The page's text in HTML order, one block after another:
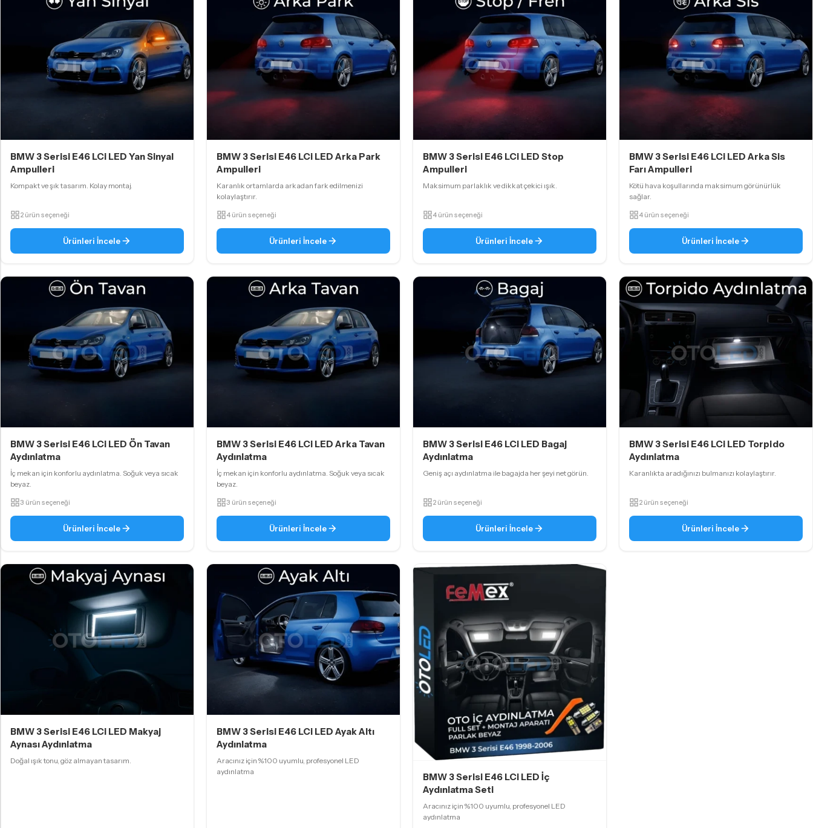
BMW 3 Serisi E46 LCi LED Yan Sinyal
Ampulleri
Kompakt ve şık tasarım. Kolay montaj.
2 ürün seçeneği
Ürünleri İncele
BMW 3 Serisi E46 LCi LED Arka Park
Ampulleri
Karanlık ortamlarda arkadan fark edilmenizi
kolaylaştırır.
4 ürün seçeneği
Ürünleri İncele
BMW 3 Serisi E46 LCi LED Stop
Ampulleri
Maksimum parlaklık ve dikkat çekici ışık.
4 ürün seçeneği
Ürünleri İncele
BMW 3 Serisi E46 LCi LED Arka Sis
Farı Ampulleri
Kötü hava koşullarında maksimum görünürlük
sağlar.
4 ürün seçeneği
Ürünleri İncele
BMW 3 Serisi E46 LCi LED Ön Tavan
Aydınlatma
İç mekan için konforlu aydınlatma. Soğuk veya sıcak
beyaz.
3 ürün seçeneği
Ürünleri İncele
BMW 3 Serisi E46 LCi LED Arka Tavan
Aydınlatma
İç mekan için konforlu aydınlatma. Soğuk veya sıcak
beyaz.
3 ürün seçeneği
Ürünleri İncele
BMW 3 Serisi E46 LCi LED Bagaj
Aydınlatma
Geniş açı aydınlatma ile bagajda her şeyi net görün.
2 ürün seçeneği
Ürünleri İncele
BMW 3 Serisi E46 LCi LED Torpido
Aydınlatma
Karanlıkta aradığınızı bulmanızı kolaylaştırır.
2 ürün seçeneği
Ürünleri İncele
BMW 3 Serisi E46 LCi LED Makyaj
Aynası Aydınlatma
Doğal ışık tonu, göz almayan tasarım.
BMW 3 Serisi E46 LCi LED Ayak Altı
Aydınlatma
Aracınız için %100 uyumlu, profesyonel LED
aydınlatma
BMW 3 Serisi E46 LCi LED İç
Aydınlatma Seti
Aracınız için %100 uyumlu, profesyonel LED
aydınlatma